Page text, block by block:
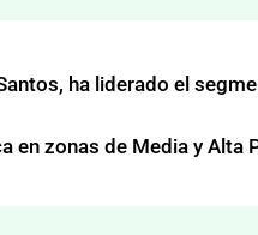
ha liderado el
en zonas de Media y Alta